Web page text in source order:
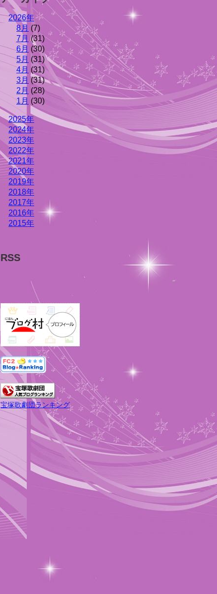
2026年
8月 (7)
7月 (31)
6月 (30)
5月 (31)
4月 (31)
3月 (31)
2月 (28)
1月 (30)
2025年
2024年
2023年
2022年
2021年
2020年
2019年
2018年
2017年
2016年
2015年
RSS
宝塚歌劇団ランキング